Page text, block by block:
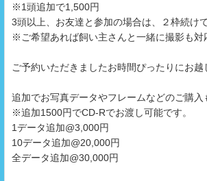
※1頭追加で1,500円
3頭以上、お友達と参加の場合は、２枠続け
※ご希望あれば飼い主さんと一緒に撮影も対
ご予約いただきましたお時間ぴったりにお越
追加でお写真データやフレームなどのご購入
※追加1500円でCD-Rでお渡し可能です。
1データ追加@3,000円
10データ追加@20,000円
全データ追加@30,000円